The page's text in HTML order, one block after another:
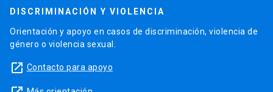
DISCRIMINACIÓN Y VIOLENCIA
Orientación y apoyo en casos de discriminación, violencia de
género o violencia sexual.
launch Contacto para apoyo